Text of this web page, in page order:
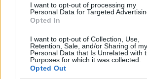
I want to opt-out of processing my
Personal Data for Targeted
Opted In
I want to opt-out of Collection, Use,
Retention, Sale, and/or Sharing of my
Personal Data that Is Unrelated with
Purposes for which it was collected.
Opted Out
Így élnek a magyar kalandorok a
Mekkora esélye van annak, hogy egy
kutatást indíthat Egyiptomban?